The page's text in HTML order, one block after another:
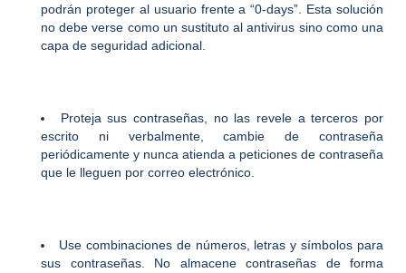
podrán proteger al usuario frente a “0-days”. Esta solución
no debe verse como un sustituto al antivirus sino como una
capa de seguridad adicional.
Proteja sus contraseñas, no las revele a terceros por
escrito ni verbalmente, cambie de contraseña
periódicamente y nunca atienda a peticiones de contraseña
que le lleguen por correo electrónico.
Use combinaciones de números, letras y símbolos para
sus contraseñas. No almacene contraseñas de forma